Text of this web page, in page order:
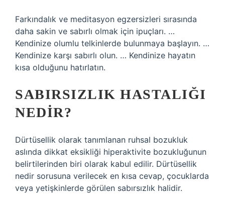
Farkındalık ve meditasyon egzersizleri sırasında
daha sakin ve sabırlı olmak için ipuçları. …
Kendinize olumlu telkinlerde bulunmaya başlayın. …
Kendinize karşı sabırlı olun. … Kendinize hayatın
kısa olduğunu hatırlatın.
SABIRSIZLIK HASTALIĞI
NEDIR?
Dürtüsellik olarak tanımlanan ruhsal bozukluk
aslında dikkat eksikliği hiperaktivite bozukluğunun
belirtilerinden biri olarak kabul edilir. Dürtüsellik
nedir sorusuna verilecek en kısa cevap, çocuklarda
veya yetişkinlerde görülen sabırsızlık halidir.